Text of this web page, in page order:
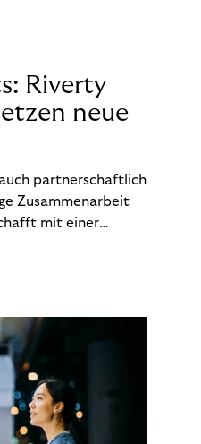
Riverty
neue
partnerschaftlich
Zusammenarbeit
mit einer
für Händler.